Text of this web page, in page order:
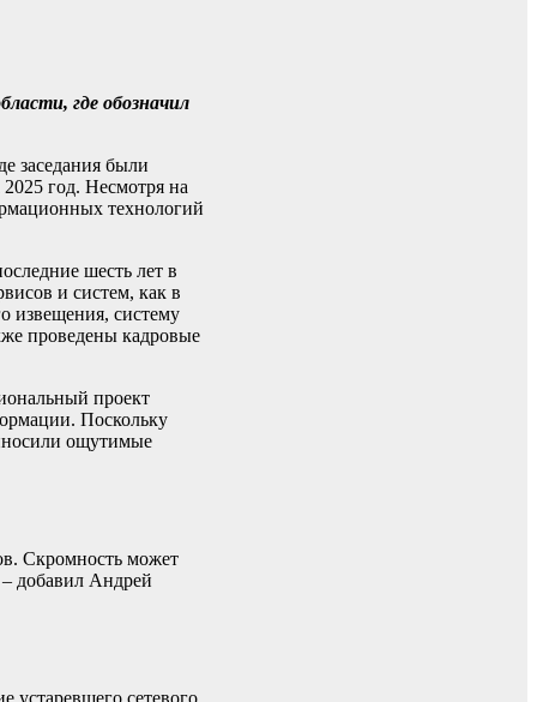
где обозначил
заседания были
год. Несмотря на
технологий
шесть лет в
и систем, как в
извещения, систему
проведены кадровые
проект
Поскольку
ощутимые
Скромность может
добавил Андрей
устаревшего сетевого